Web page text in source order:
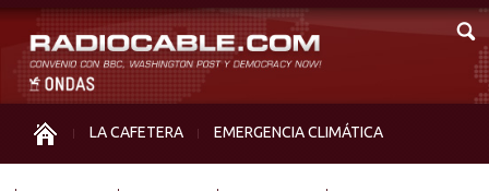
LA CAFETERA EMERGENCIA CLIMÁTICA